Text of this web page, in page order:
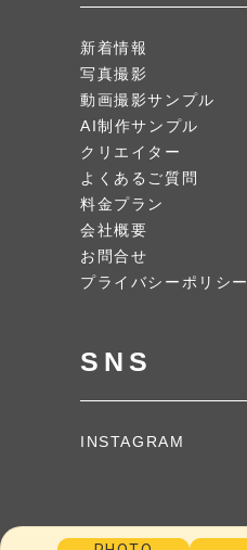
新着情報
写真撮影
動画撮影サンプル
AI制作サンプル
クリエイター
よくあるご質問
料金プラン
会社概要
お問合せ
プライバシーポリシー
SNS
INSTAGRAM